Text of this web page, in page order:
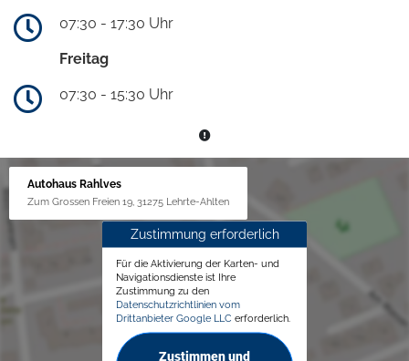
07:30 - 17:30 Uhr
Freitag
07:30 - 15:30 Uhr
Autohaus Rahlves
Zum Grossen Freien 19, 31275 Lehrte-Ahlten
Zustimmung erforderlich
Für die Aktivierung der Karten- und
Navigationsdienste ist Ihre
Zustimmung zu den
Datenschutzrichtlinien vom
Drittanbieter Google LLC erforderlich.
Zustimmen und